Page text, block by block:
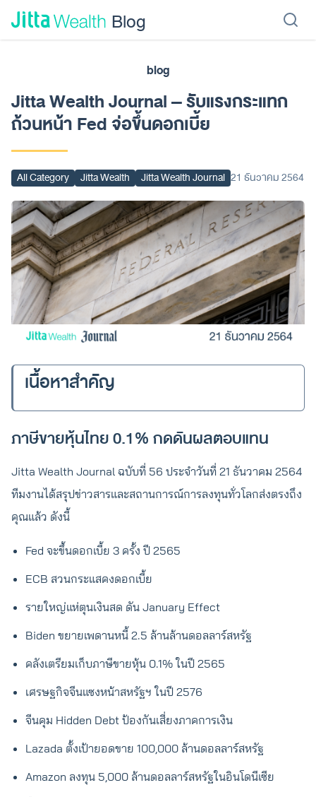
Skip to content - ข้ามไปที่เนื้อหา
Blog
ลงทุนอัตโนมัติ
blog
Jitta Wealth Journal – รับแรงกระแทก
ถ้วนหน้า Fed จ่อขึ้นดอกเบี้ย
All Category Jitta Wealth Jitta Wealth Journal 21 ธันวาคม 2564
เนื้อหาสำคัญ
ภาษีขายหุ้นไทย 0.1% กดดันผลตอบแทน
Jitta Wealth Journal ฉบับที่ 56 ประจำวันที่ 21 ธันวาคม 2564
ทีมงานได้สรุปข่าวสารและสถานการณ์การลงทุนทั่วโลกส่งตรงถึง
คุณแล้ว ดังนี้
Fed จะขึ้นดอกเบี้ย 3 ครั้ง ปี 2565
ECB สวนกระแสคงดอกเบี้ย
รายใหญ่แห่ตุนเงินสด ดัน January Effect
Biden ขยายเพดานหนี้ 2.5 ล้านล้านดอลลาร์สหรัฐ
คลังเตรียมเก็บภาษีขายหุ้น 0.1% ในปี 2565
เศรษฐกิจจีนแซงหน้าสหรัฐฯ ในปี 2576
จีนคุม Hidden Debt ป้องกันเสี่ยงภาคการเงิน
Lazada ตั้งเป้ายอดขาย 100,000 ล้านดอลลาร์สหรัฐ
Amazon ลงทุน 5,000 ล้านดอลลาร์สหรัฐในอินโดนีเซีย